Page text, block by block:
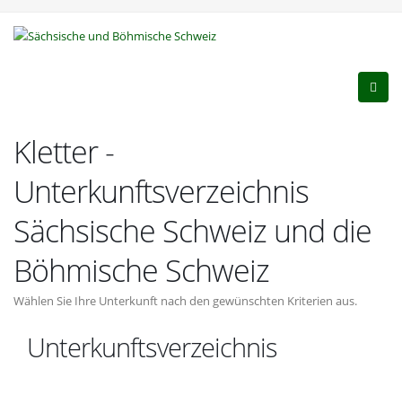
Kletter -
Unterkunftsverzeichnis
Sächsische Schweiz und die
Böhmische Schweiz
Wählen Sie Ihre Unterkunft nach den gewünschten Kriterien aus.
Unterkunftsverzeichnis